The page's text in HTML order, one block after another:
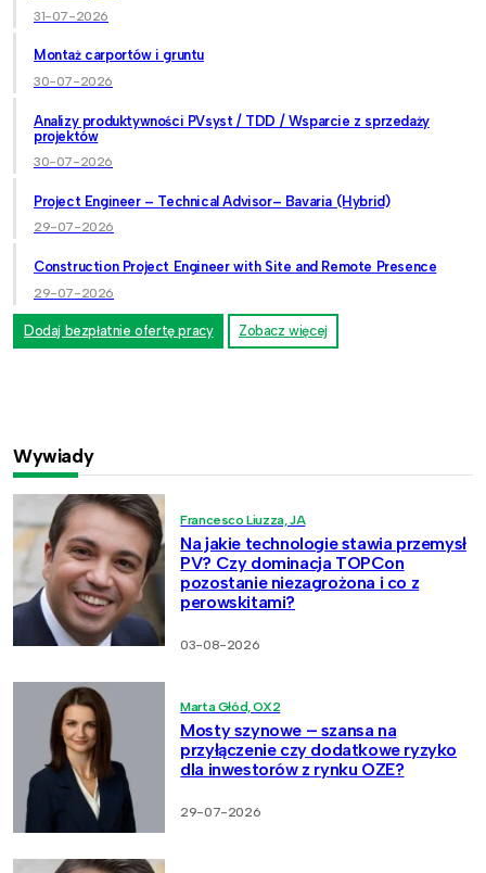
31-07-2026
Montaż carportów i gruntu
30-07-2026
Analizy produktywności PVsyst / TDD / Wsparcie z sprzedaży
projektów
30-07-2026
Project Engineer – Technical Advisor– Bavaria (Hybrid)
29-07-2026
Construction Project Engineer with Site and Remote Presence
29-07-2026
Dodaj bezpłatnie ofertę pracy Zobacz więcej
Wywiady
Francesco Liuzza, JA
Na jakie technologie stawia przemysł
PV? Czy dominacja TOPCon
pozostanie niezagrożona i co z
perowskitami?
03-08-2026
Marta Głód, OX2
Mosty szynowe – szansa na
przyłączenie czy dodatkowe ryzyko
dla inwestorów z rynku OZE?
29-07-2026